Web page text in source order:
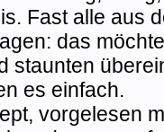
Fast alle aus
das
staunten
es einfach.
vorgelesen